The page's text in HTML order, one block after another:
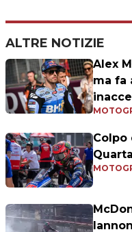
ALTRE NOTIZIE
Alex
ma fa
Colpo